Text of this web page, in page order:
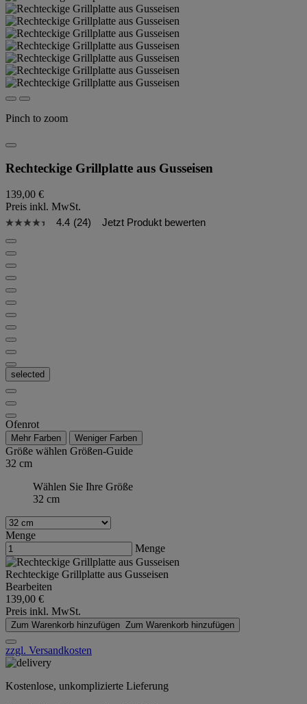
Pinch to zoom
Rechteckige Grillplatte aus Gusseisen
139,00 €
Preis inkl. MwSt.
4.4 (24) Jetzt Produkt bewerten
selected
Ofenrot
Mehr Farben Weniger Farben
Größe wählen Größen-Guide
32 cm
Wählen Sie Ihre Größe
32 cm
Menge
Menge
Rechteckige Grillplatte aus Gusseisen
Bearbeiten
139,00 €
Preis inkl. MwSt.
Zum Warenkorb hinzufügen Zum Warenkorb hinzufügen
zzgl. Versandkosten
Kostenlose, unkomplizierte Lieferung